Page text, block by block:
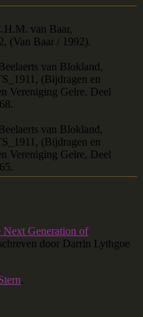
van Baar,
(Van Baar / 1992).
van Blokland,
(Bijdragen en
Vereniging Gelre, Deel
van Blokland,
(Bijdragen en
Vereniging Gelre, Deel
Next Generation of
door Darrin Lythgoe
.